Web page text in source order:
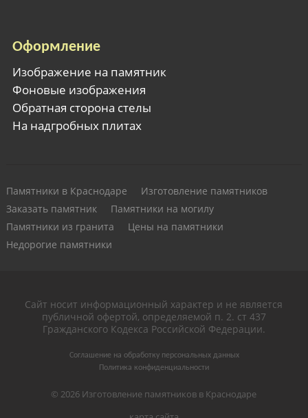
Оформление
Изображение на памятник
Фоновые изображения
Обратная сторона стелы
На надгробных плитах
Памятники в Краснодаре
Изготовление памятников
Заказать памятник
Памятники на могилу
Памятники из гранита
Цены на памятники
Недорогие памятники
Сайт носит информационный характер и не является
публичной офертой, определяемой п. 2. ст 437
Гражданского Кодекса Российской Федерации.
Соглашение на обработку персональных данных
Политика конфиденциальности
© 2026 Изготовление памятников в Краснодаре